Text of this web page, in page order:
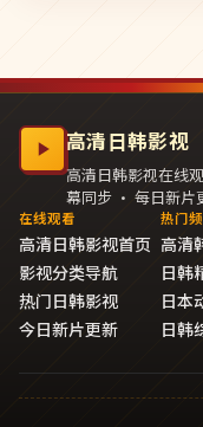
高清日韩影视
高清日韩影视在线
幕同步 · 每日新片
在线观看
高清日韩影视首页
影视分类导航
热门日韩影视
今日新片更新
热门
高清
日韩
日本
日韩